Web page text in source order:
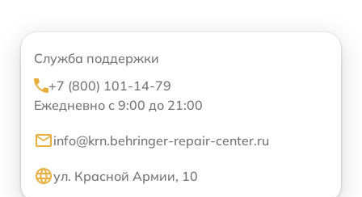
Служба поддержки
+7 (800) 101-14-79
Ежедневно с 9:00 до 21:00
info@krn.behringer-repair-center.ru
ул. Красной Армии, 10